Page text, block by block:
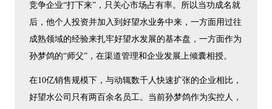
竞争企业“打下来”，只关心市场占有率。所以当功成名就
后，他个人投资并加入到好望水业务中来，一方面用过往
成熟领域的经验来扎牢好望水发展的基本盘，一方面作为
孙梦鸽的“师父”，在渠道管理和企业发展上倾囊相授。
在10亿销售规模下，与动辄数千人快速扩张的企业相比，
好望水公司只有两百余名员工。当前孙梦鸽作为实控人，